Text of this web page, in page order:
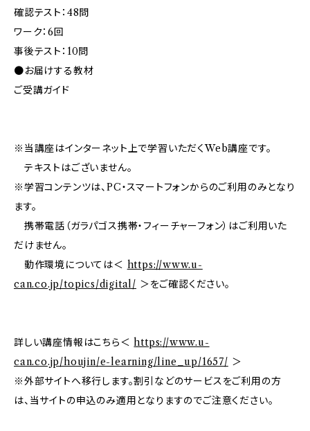
確認テスト：48問
ワーク：6回
事後テスト：10問
●お届けする教材
ご受講ガイド
※当講座はインターネット上で学習いただくWeb講座です。
テキストはございません。
※学習コンテンツは、PC・スマートフォンからのご利用のみとなり
ます。
携帯電話（ガラパゴス携帯・フィーチャーフォン）はご利用いた
だけません。
動作環境については＜ https://www.u-
can.co.jp/topics/digital/ ＞をご確認ください。
詳しい講座情報はこちら＜https://www.u-
can.co.jp/houjin/e-learning/line_up/1657/ ＞
※外部サイトへ移行します。割引などのサービスをご利用の方
は、当サイトの申込のみ適用となりますのでご注意ください。